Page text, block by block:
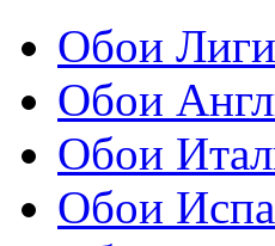
Обои
Обои
Обои
Обои